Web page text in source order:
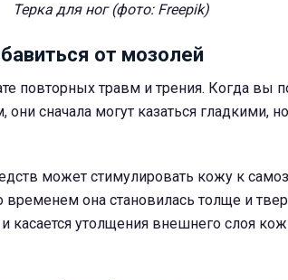
Терка для ног (фото: Freepik)
от мозолей
повторных травм и трения. Когда вы
сначала могут казаться гладкими,
может стимулировать кожу к
временем она становилась толще и
касается утолщения внешнего слоя